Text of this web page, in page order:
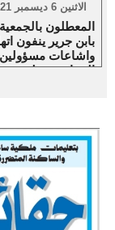
الاثنين 6 ديسمبر 2021 - 19:16
المعطلون
بابن جرير ينفون
واشاعات مسؤولين
الرحامنة حولهم